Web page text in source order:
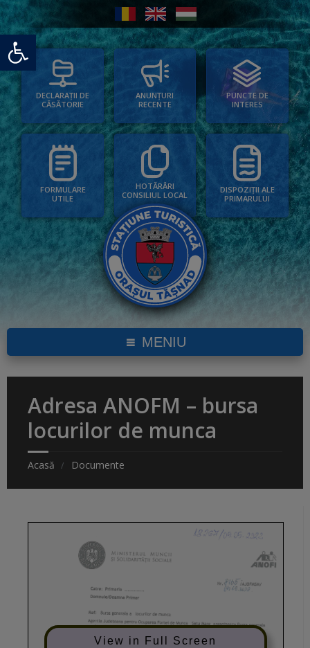
Deschide bara de unelte
DECLARAȚII DE
CĂSĂTORIE
ANUNȚURI
RECENTE
PUNCTE DE
INTERES
FORMULARE
UTILE
HOTĂRÂRI
CONSILIUL LOCAL
DISPOZIȚII ALE
PRIMARULUI
MENIU
Adresa ANOFM – bursa
locurilor de munca
Acasă Documente
View in Full Screen